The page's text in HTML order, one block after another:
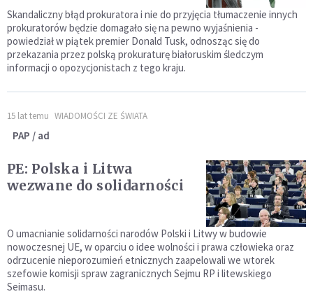
Skandaliczny błąd prokuratora i nie do przyjęcia tłumaczenie innych
prokuratorów będzie domagało się na pewno wyjaśnienia -
powiedział w piątek premier Donald Tusk, odnosząc się do
przekazania przez polską prokuraturę białoruskim śledczym
informacji o opozycjonistach z tego kraju.
15 lat temu WIADOMOŚCI ZE ŚWIATA
PAP / ad
PE: Polska i Litwa
wezwane do solidarności
O umacnianie solidarności narodów Polski i Litwy w budowie
nowoczesnej UE, w oparciu o idee wolności i prawa człowieka oraz
odrzucenie nieporozumień etnicznych zaapelowali we wtorek
szefowie komisji spraw zagranicznych Sejmu RP i litewskiego
Seimasu.